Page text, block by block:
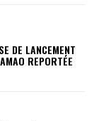
DE LANCEMENT
REPORTÉE